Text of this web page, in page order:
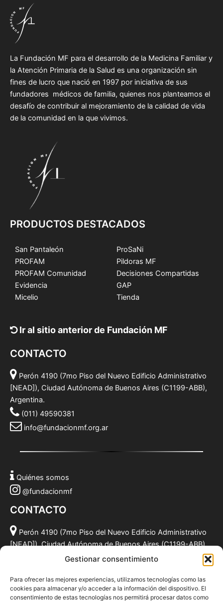
Gestionar consentimiento
Para ofrecer las mejores experiencias, utilizamos tecnologías como las
cookies para almacenar y/o acceder a la información del dispositivo. El
consentimiento de estas tecnologías nos permitirá procesar datos como
La Fundación MF para el desarrollo de la Medicina Familiar y
la Atención Primaria de la Salud es una organización sin
fines de lucro que nació en 1997 por iniciativa de sus
fundadores médicos de familia, quienes nos planteamos el
desafío de contribuir al mejoramiento de la calidad de vida
de la comunidad en la que vivimos.
PRODUCTOS DESTACADOS
San Pantaleón
PROFAM
PROFAM Comunidad
Evidencia
Micelio
ProSaNi
Pildoras MF
Decisiones Compartidas
GAP
Tienda
Ir al sitio anterior de Fundación MF
CONTACTO
Perón 4190 (7mo Piso del Nuevo Edificio Administrativo
[NEAD]), Ciudad Autónoma de Buenos Aires (C1199-ABB),
Argentina.
(011) 49590381
info@fundacionmf.org.ar
Quiénes somos
@fundacionmf
CONTACTO
Perón 4190 (7mo Piso del Nuevo Edificio Administrativo
[NEAD]), Ciudad Autónoma de Buenos Aires (C1199-ABB),
info@fundacionmf.org.ar